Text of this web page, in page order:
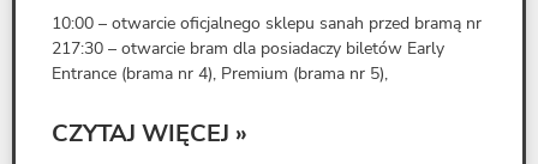
10:00 – otwarcie oficjalnego sklepu sanah przed bramą nr
217:30 – otwarcie bram dla posiadaczy biletów Early
Entrance (brama nr 4), Premium (brama nr 5),
CZYTAJ WIĘCEJ »